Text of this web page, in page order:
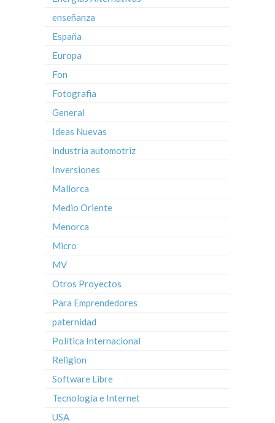
enseñanza
España
Europa
Fon
Fotografia
General
Ideas Nuevas
industria automotriz
Inversiones
Mallorca
Medio Oriente
Menorca
Micro
MV
Otros Proyectos
Para Emprendedores
paternidad
Política Internacional
Religion
Software Libre
Tecnología e Internet
USA